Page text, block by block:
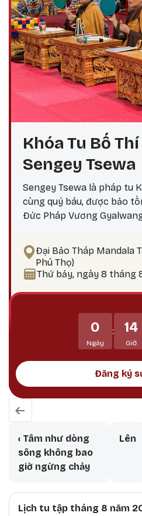
Khóa Tu Bố
Sengey Tsewa
Sengey Tsewa là pháp tu
cùng quý báu, được bảo
Đức Pháp Vương
phiền não bám chấp khổ
hướng tới giác ngộ Tại
ngày 25? Theo lịch Kim
Phật Bản Tôn Mẫu Tính.
Đại Bảo Tháp Mandala
Phú Thọ)
Thứ bảy, ngày 8 tháng
0
Ngày
: 14
Giờ
Đăng ký
Book traversal
‹ Tâm như dòng
sông không bao
giờ ngừng chảy
Lên
Lịch tu tập tháng 8 năm